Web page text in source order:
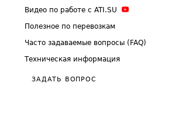
Видео по работе с ATI.SU
Полезное по перевозкам
Часто задаваемые вопросы (FAQ)
Техническая информация
ЗАДАТЬ ВОПРОС